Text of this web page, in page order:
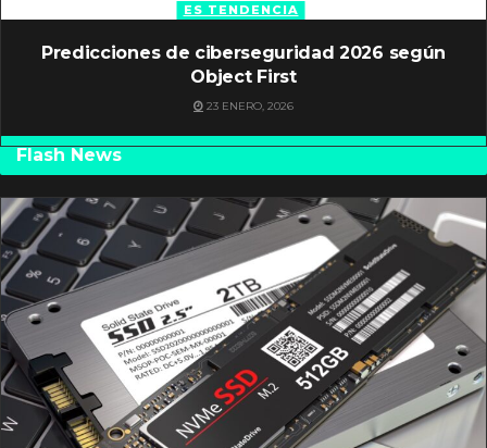
ES TENDENCIA
Predicciones de ciberseguridad 2026 según
Object First
23 ENERO, 2026
Flash News